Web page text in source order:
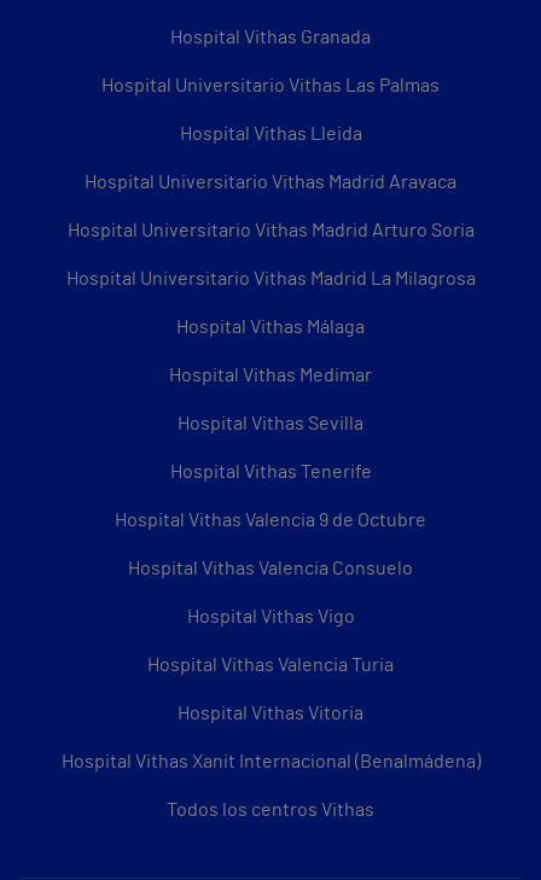
Hospital Vithas Granada
Hospital Universitario Vithas Las Palmas
Hospital Vithas Lleida
Hospital Universitario Vithas Madrid Aravaca
Hospital Universitario Vithas Madrid Arturo Soria
Hospital Universitario Vithas Madrid La Milagrosa
Hospital Vithas Málaga
Hospital Vithas Medimar
Hospital Vithas Sevilla
Hospital Vithas Tenerife
Hospital Vithas Valencia 9 de Octubre
Hospital Vithas Valencia Consuelo
Hospital Vithas Vigo
Hospital Vithas Valencia Turia
Hospital Vithas Vitoria
Hospital Vithas Xanit Internacional (Benalmádena)
Todos los centros Vithas